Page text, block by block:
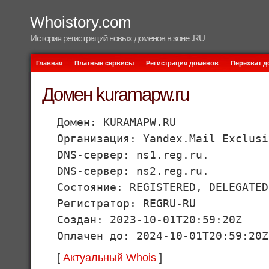
Whoistory.com
История регистраций новых доменов в зоне .RU
Главная Платные сервисы Регистрация доменов Перехват
Домен kuramapw.ru
Домен: KURAMAPW.RU
Организация: Yandex.Mail
DNS-сервер: ns1.reg.ru.
DNS-сервер: ns2.reg.ru.
Состояние: REGISTERED,
Регистратор: REGRU-RU
Создан: 2023-10-01T20:59:20Z
Оплачен до: 2024-10-01T20:59:20Z
[ Актуальный Whois ]